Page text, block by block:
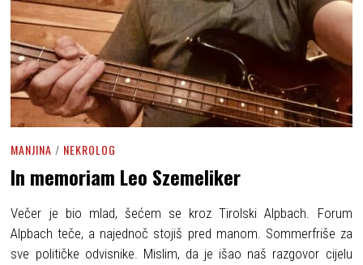
MANJINA / NEKROLOG
In memoriam Leo Szemeliker
Večer je bio mlad, šećem se kroz Tirolski Alpbach. Forum
Alpbach teče, a najednoč stojiš pred manom. Sommerfriše za
sve političke odvisnike. Mislim, da je išao naš razgovor cijelu